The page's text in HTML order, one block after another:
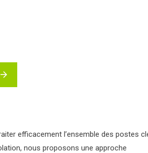
efficacement l’ensemble des postes
nous proposons une approche